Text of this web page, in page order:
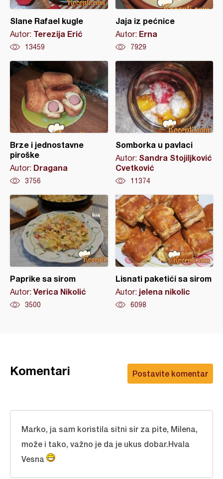
Slane Rafael kugle
Autor: Terezija Erić
13459
Jaja iz pećnice
Autor: Erna
7929
Brze i jednostavne
piroške
Autor: Dragana
3756
Somborka u pavlaci
Autor: Sandra Stojiljković
Cvetković
11374
Paprike sa sirom
Autor: Verica Nikolić
3500
Lisnati paketići sa sirom
Autor: jelena nikolic
6098
Postavite komentar
Komentari
Marko, ja sam koristila sitni sir za pite, Milena,
može i tako, važno je da je ukus dobar.Hvala
Vesna